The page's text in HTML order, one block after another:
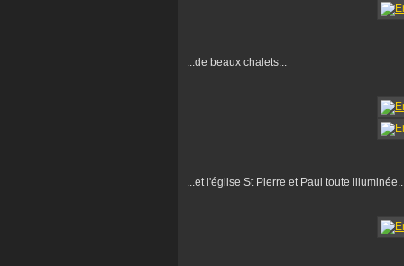
...de beaux chalets...
...et l'église St Pierre et Paul toute